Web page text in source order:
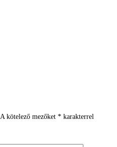
A kötelező mezőket * karakterrel